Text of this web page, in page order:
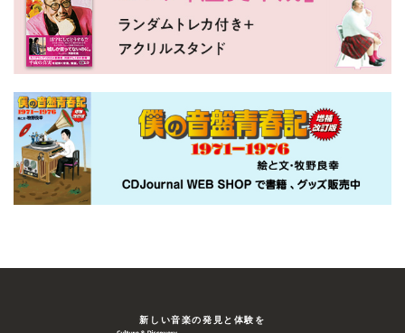
新しい⾳楽の発⾒と体験を